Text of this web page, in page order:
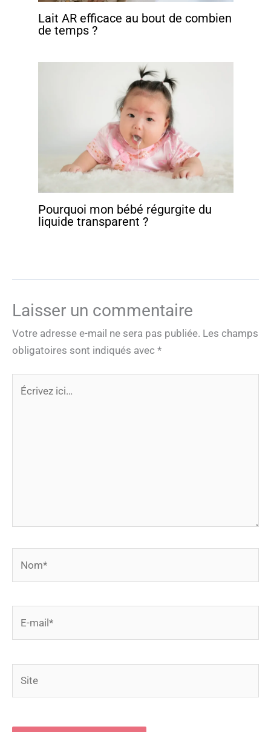
Lait AR efficace au bout de combien
de temps ?
Pourquoi mon bébé régurgite du
liquide transparent ?
Laisser un commentaire
Votre adresse e-mail ne sera pas publiée. Les champs
obligatoires sont indiqués avec *